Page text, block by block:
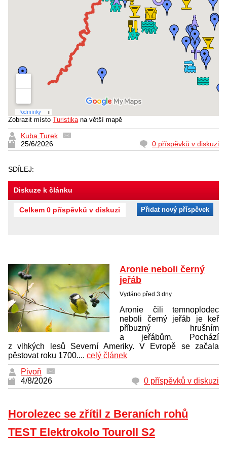
Zobrazit místo Turistikana větší mapě
Kuba Turek
25/6/2026
0 příspěvků v diskuzi
SDÍLEJ:
Diskuze k článku
Celkem 0 příspěvků v diskuzi Přidat nový příspěvek
Aronie neboli černý
jeřáb
Vydáno před 3 dny
Aronie čili temnoplodec
neboli černý jeřáb je keř
příbuzný hrušním
a jeřábům. Pochází
z vlhkých lesů Severní Ameriky. V Evropě se začala
pěstovat roku 1700.... celý článek
Pivoň
4/8/2026
0 příspěvků v diskuzi
Horolezec se zřítil z Beraních rohů
TEST Elektrokolo Touroll S2